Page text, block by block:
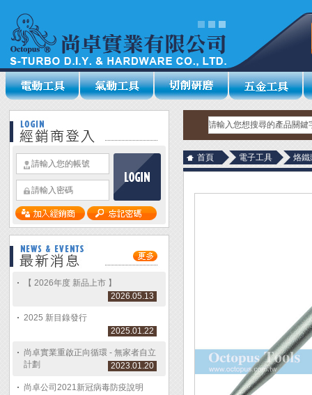
【 2026年度 新品上市 】
2026.05.13
2025 新目錄發行
2025.01.22
尚卓實業重啟正向循環 - 無家者自立
計劃
2023.01.20
尚卓公司2021新冠病毒防疫說明
首頁 電子工具 烙鐵